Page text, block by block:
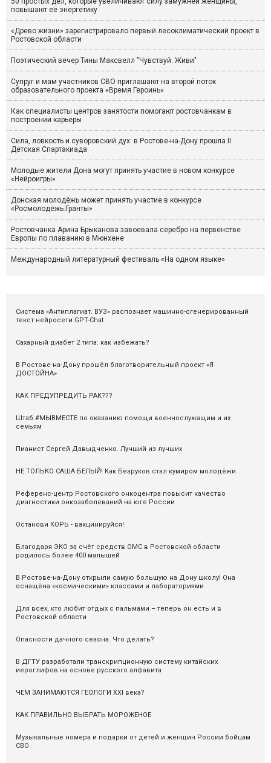
повышают её энергетику
«Древо жизни» зарегистрировало первый лесоклиматический проект в
Ростовской области
Поэтический вечер Тины Максвелл "Чувствуй. Живи"
Супруг и мам участников СВО приглашают на второй поток
образовательного проекта «Время Героинь»
Как специалисты центров занятости помогают ростовчанкам в
построении карьеры
Сила, ловкость и суворовский дух: в Ростове-на-Дону прошла II
Детская Спартакиада
Молодые жители Дона могут принять участие в новом конкурсе
«Нейроигры»
Донская молодёжь может принять участие в конкурсе
«Росмолодёжь.Гранты»
Ростовчанка Арина Брыканова завоевала серебро на первенстве
Европы по плаванию в Мюнхене
Международный литературный фестиваль «На одном языке»
Система «Антиплагиат. ВУЗ» распознаeт машинно-сгенерированный
текст нейросети GPT-Chat
Сахарный диабет 2 типа: как избежать?
В Ростове-на-Дону прошёл благотворительный проект «Я
ДОСТОЙНА»
КАК ПРЕДУПРЕДИТЬ РАК???
Штаб #МЫВМЕСТЕ по оказанию помощи военнослужащим и их
семьям
Пианист Сергей Давыдченко. Лучший из лучших
НЕ ТОЛЬКО САША БЕЛЫЙ! Как Безруков стал кумиром молодёжи
Референс-центр Ростовского онкоцентра повысит качество
диагностики онкозаболеваний на юге России
Останови КОРЬ - вакцинируйся!
Благодаря ЭКО за счёт средств ОМС в Ростовской области
родилось более 400 малышей
В Ростове-на-Дону открыли самую большую на Дону школу! Она
оснащёна «космическими» классами и лабораториями
Для всех, кто любит отдых с пальмами – теперь он есть и в
Ростовской области
Опасности дачного сезона. Что делать?
В ДГТУ разработали транскрипционную систему китайских
иероглифов на основе русского алфавита
ЧЕМ ЗАНИМАЮТСЯ ГЕОЛОГИ XXI века?
КАК ПРАВИЛЬНО ВЫБРАТЬ МОРОЖЕНОЕ
Музыкальные номера и подарки от детей и женщин России бойцам
СВО